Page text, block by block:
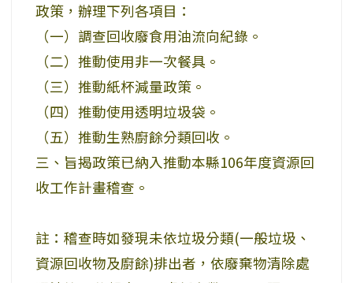
政策，辦理下列各項目：
（一）調查回收廢食用油流向紀錄。
（二）推動使用非一次餐具。
（三）推動紙杯減量政策。
（四）推動使用透明垃圾袋。
（五）推動生熟廚餘分類回收。
三、旨揭政策已納入推動本縣106年度資源回
收工作計畫稽查。
註：稽查時如發現未依垃圾分類(一般垃圾、
資源回收物及廚餘)排出者，依廢棄物清除處